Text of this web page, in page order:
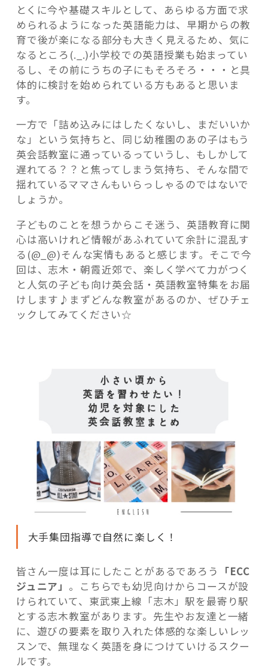
選”
の
とくに今や基礎スキルとして、あらゆる方面で求
められるようになった英語能力は、早期からの教
育で後が楽になる部分も大きく見えるため、気に
なるところ(._.)小学校での英語授業も始まってい
るし、その前にうちの子にもそろそろ・・・と具
体的に検討を始められている方もあると思いま
す。
一方で「詰め込みにはしたくないし、まだいいか
な」という気持ちと、同じ幼稚園のあの子はもう
英会話教室に通っているっていうし、もしかして
遅れてる？？と焦ってしまう気持ち、そんな間で
揺れているママさんもいらっしゃるのではないで
しょうか。
子どものことを想うからこそ迷う、英語教育に関
心は高いけれど情報があふれていて余計に混乱す
る(@_@)そんな実情もあると感じます。そこで今
回は、志木・朝霞近郊で、楽しく学べて力がつく
と人気の子ども向け英会話・英語教室特集をお届
けします♪まずどんな教室があるのか、ぜひチェ
ックしてみてください☆
大手集団指導で自然に楽しく！
皆さん一度は耳にしたことがあるであろう
「ECC
ジュニア」 。こちらでも幼児向けからコースが設
けられていて、東武東上線「志木」駅を最寄り駅
とする志木教室があります。先生やお友達と一緒
に、遊びの要素を取り入れた体感的な楽しいレッ
スンで、無理なく英語を身につけていけるスクー
ルです。